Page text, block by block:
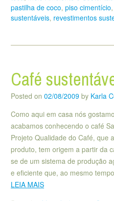
pastilha de coco, piso cimentício,
sustentáveis, revestimentos
Café
Posted on 02/08/2009 by Karla
Como aqui em casa nós
acabamos conhecendo o café
Projeto Qualidade do Café, que
produto, tem origem a partir da
se de um sistema de produção
e eficiente que, ao mesmo
LEIA MAIS